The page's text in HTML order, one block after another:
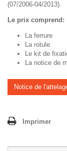
(07/2006-04/2013).
Le prix comprend:
La ferrure
La rotule
Le kit de
La notice de
Notice de
Imprimer